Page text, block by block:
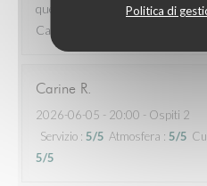
Politica di
que ce soit les accras ou les
Caducée.
Carine R
2026-06-05 - 20:00 - Ospiti 2
Servizio : 5/5 Atmosfera : 5/5
5/5